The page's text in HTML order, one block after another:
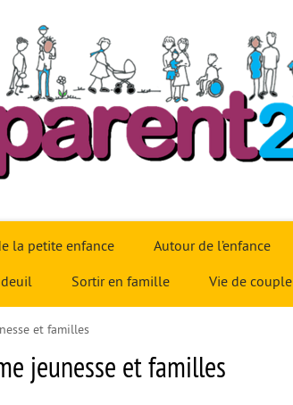
la petite enfance Autour de l’enfance
deuil Sortir en famille Vie de couple
et familles
jeunesse et familles